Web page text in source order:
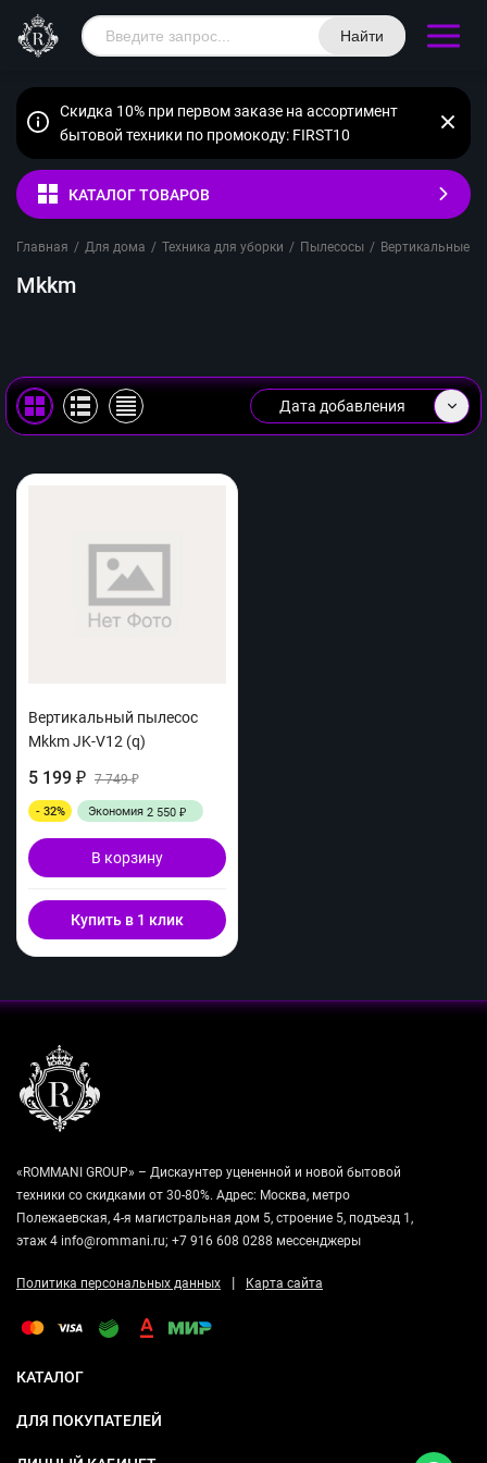
Найти
Скидка 10% при первом заказе на ассортимент
бытовой техники по промокоду: FIRST10
КАТАЛОГ ТОВАРОВ
Главная / Для дома / Техника для уборки / Пылесосы / Вертикальные
Mkkm
Дата добавления
Вертикальный пылесос
Mkkm JK-V12 (q)
5 199 ₽ 7 749₽
- 32% Экономия 2 550 ₽
В корзину
Купить в 1 клик
«ROMMANI GROUP» – Дискаунтер уцененной и новой бытовой
техники со скидками от 30-80%. Адрес: Москва, метро
Полежаевская, 4-я магистральная дом 5, строение 5, подъезд 1,
этаж 4 info@rommani.ru; +7 916 608 0288 мессенджеры
Политика персональных данных | Карта сайта
КАТАЛОГ
ДЛЯ ПОКУПАТЕЛЕЙ